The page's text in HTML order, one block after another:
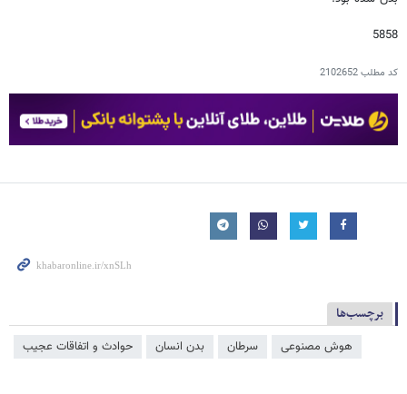
5858
کد مطلب2102652
برچسب‌ها
هوش مصنوعی سرطان بدن انسان حوادث و اتفاقات عجیب